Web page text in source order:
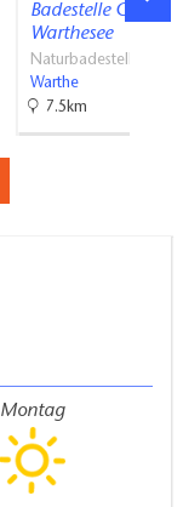
Badestelle Großer
Warthesee
Naturbadestellen
Warthe
7.5km
Montag